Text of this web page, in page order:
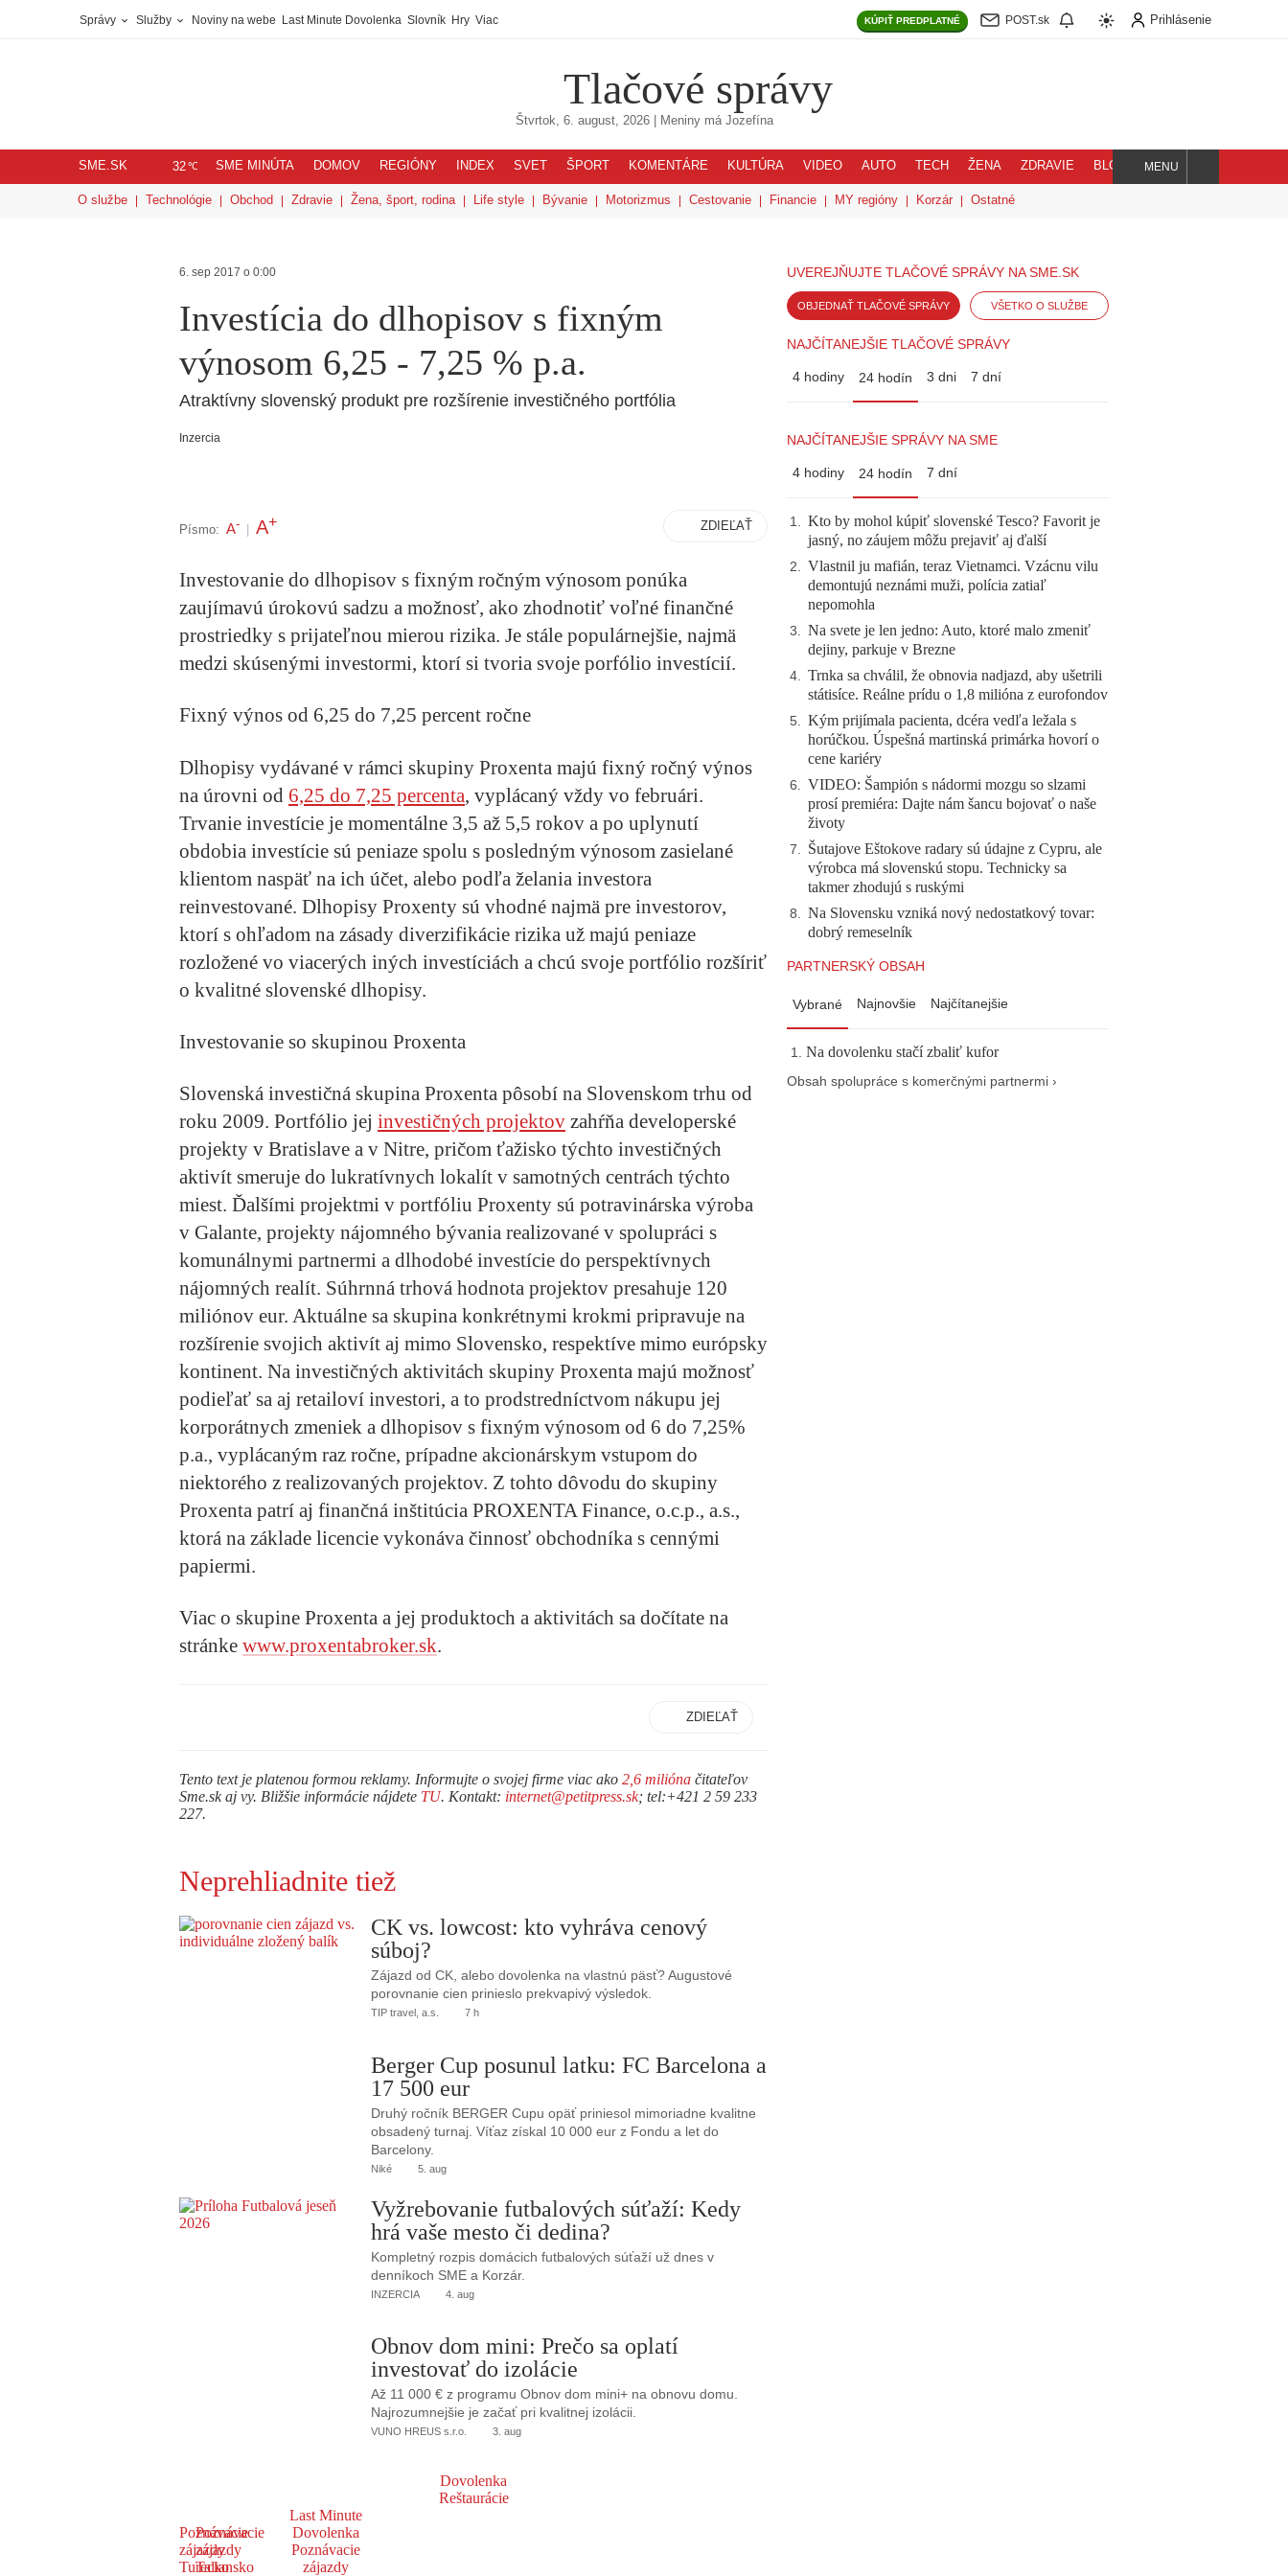
Správy Služby Noviny na webe Last Minute Dovolenka Slovník Hry Viac KÚPIŤ PREDPLATNÉ POST.sk Prihlásenie
Tlačové správy
Štvrtok, 6. august, 2026| Meniny má Jozefína
SME.SK 32℃ SME MINÚTA DOMOV REGIÓNY INDEX SVET ŠPORT KOMENTÁRE KULTÚRA VIDEO AUTO TECH ŽENA ZDRAVIE BLOG
Hľadaj
MENU
O službe Technológie Obchod Zdravie Žena, šport, rodina Life style Bývanie Motorizmus Cestovanie Financie MY regióny Korzár Ostatné
6. sep 2017 o 0:00
Investícia do dlhopisov s fixným
výnosom 6,25 - 7,25 % p.a.
Atraktívny slovenský produkt pre rozšírenie investičného portfólia
Inzercia
Písmo: A- A+ ZDIEĽAŤ
Investovanie do dlhopisov s fixným ročným výnosom ponúka
zaujímavú úrokovú sadzu a možnosť, ako zhodnotiť voľné finančné
prostriedky s prijateľnou mierou rizika. Je stále populárnejšie, najmä
medzi skúsenými investormi, ktorí si tvoria svoje porfólio investícií.
Fixný výnos od 6,25 do 7,25 percent ročne
Dlhopisy vydávané v rámci skupiny Proxenta majú fixný ročný výnos
na úrovni od 6,25 do 7,25 percenta, vyplácaný vždy vo februári.
Trvanie investície je momentálne 3,5 až 5,5 rokov a po uplynutí
obdobia investície sú peniaze spolu s posledným výnosom zasielané
klientom naspäť na ich účet, alebo podľa želania investora
reinvestované. Dlhopisy Proxenty sú vhodné najmä pre investorov,
ktorí s ohľadom na zásady diverzifikácie rizika už majú peniaze
rozložené vo viacerých iných investíciách a chcú svoje portfólio rozšíriť
o kvalitné slovenské dlhopisy.
Investovanie so skupinou Proxenta
Slovenská investičná skupina Proxenta pôsobí na Slovenskom trhu od
roku 2009. Portfólio jej investičných projektov zahŕňa developerské
projekty v Bratislave a v Nitre, pričom ťažisko týchto investičných
aktivít smeruje do lukratívnych lokalít v samotných centrách týchto
miest. Ďalšími projektmi v portfóliu Proxenty sú potravinárska výroba
v Galante, projekty nájomného bývania realizované v spolupráci s
komunálnymi partnermi a dlhodobé investície do perspektívnych
nájomných realít. Súhrnná trhová hodnota projektov presahuje 120
miliónov eur. Aktuálne sa skupina konkrétnymi krokmi pripravuje na
rozšírenie svojich aktivít aj mimo Slovensko, respektíve mimo európsky
kontinent. Na investičných aktivitách skupiny Proxenta majú možnosť
podieľať sa aj retailoví investori, a to prodstredníctvom nákupu jej
korporátnych zmeniek a dlhopisov s fixným výnosom od 6 do 7,25%
p.a., vyplácaným raz ročne, prípadne akcionárskym vstupom do
niektorého z realizovaných projektov. Z tohto dôvodu do skupiny
Proxenta patrí aj finančná inštitúcia PROXENTA Finance, o.c.p., a.s.,
ktorá na základe licencie vykonáva činnosť obchodníka s cennými
papiermi.
Viac o skupine Proxenta a jej produktoch a aktivitách sa dočítate na
stránke www.proxentabroker.sk.
ZDIEĽAŤ
Tento text je platenou formou reklamy. Informujte o svojej firme viac ako 2,6 milióna čitateľov
Sme.sk aj vy. Bližšie informácie nájdete TU. Kontakt: internet@petitpress.sk; tel:+421 2 59 233
227.
UVEREJŇUJTE TLAČOVÉ SPRÁVY NA SME.SK
OBJEDNAŤ TLAČOVÉ SPRÁVY VŠETKO O SLUŽBE
NAJČÍTANEJŠIE TLAČOVÉ SPRÁVY
4 hodiny 24 hodín 3 dni 7 dní
NAJČÍTANEJŠIE SPRÁVY NA SME
4 hodiny 24 hodín 7 dní
1. Kto by mohol kúpiť slovenské Tesco? Favorit je
jasný, no záujem môžu prejaviť aj ďalší
2. Vlastnil ju mafián, teraz Vietnamci. Vzácnu vilu
demontujú neznámi muži, polícia zatiaľ
nepomohla
3. Na svete je len jedno: Auto, ktoré malo zmeniť
dejiny, parkuje v Brezne
4. Trnka sa chválil, že obnovia nadjazd, aby ušetrili
státisíce. Reálne prídu o 1,8 milióna z eurofondov
5. Kým prijímala pacienta, dcéra vedľa ležala s
horúčkou. Úspešná martinská primárka hovorí o
cene kariéry
6. VIDEO: Šampión s nádormi mozgu so slzami
prosí premiéra: Dajte nám šancu bojovať o naše
životy
7. Šutajove Eštokove radary sú údajne z Cypru, ale
výrobca má slovenskú stopu. Technicky sa
takmer zhodujú s ruskými
8. Na Slovensku vzniká nový nedostatkový tovar:
dobrý remeselník
PARTNERSKÝ OBSAH
Vybrané Najnovšie Najčítanejšie
Na dovolenku stačí zbaliť kufor
Obsah spolupráce s komerčnými partnermi ›
Neprehliadnite tiež
CK vs. lowcost: kto vyhráva cenový
súboj?
Zájazd od CK, alebo dovolenka na vlastnú päsť? Augustové
porovnanie cien prinieslo prekvapivý výsledok.
TIP travel, a.s. 7 h
Berger Cup posunul latku: FC Barcelona a
17 500 eur
Druhý ročník BERGER Cupu opäť priniesol mimoriadne kvalitne
obsadený turnaj. Víťaz získal 10 000 eur z Fondu a let do
Barcelony.
Niké 5. aug
Vyžrebovanie futbalových súťaží: Kedy
hrá vaše mesto či dedina?
Kompletný rozpis domácich futbalových súťaží už dnes v
denníkoch SME a Korzár.
INZERCIA 4. aug
Obnov dom mini: Prečo sa oplatí
investovať do izolácie
Až 11 000 € z programu Obnov dom mini+ na obnovu domu.
Najrozumnejšie je začať pri kvalitnej izolácii.
VUNO HREUS s.r.o. 3. aug
Dovolenka
Reštaurácie
Poznávacie
zájazdy
Turecko
Poznávacie
zájazdy
Taliansko
Last Minute
Dovolenka
Poznávacie
zájazdy